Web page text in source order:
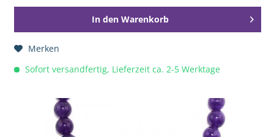
In den Warenkorb
Merken
Sofort versandfertig, Lieferzeit ca. 2-5 Werktage